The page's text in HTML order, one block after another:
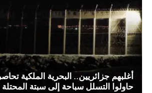
حاولوا التسلل سباحة إلى سبتة المحتلة